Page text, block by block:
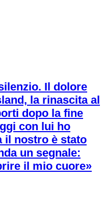
Il dolore
la rinascita al
dopo la fine
con lui ho
il nostro è stato
un segnale:
il mio cuore»